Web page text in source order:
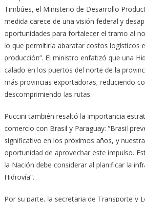
Timbúes, el Ministerio de Desarrollo
medida carece de una visión federal y
oportunidades para fortalecer el tramo al
lo que permitiría abaratar costos logísticos
producción”. El ministro enfatizó que una
calado en los puertos del norte de la
más provincias exportadoras, reduciendo
descomprimiendo las rutas.
Puccini también resaltó la importancia
comercio con Brasil y Paraguay: “Brasil
significativo en los próximos años, y
oportunidad de aprovechar este impulso.
la Nación debe considerar al planificar la
Hidrovía”.
Por su parte, la secretaria de Transporte y